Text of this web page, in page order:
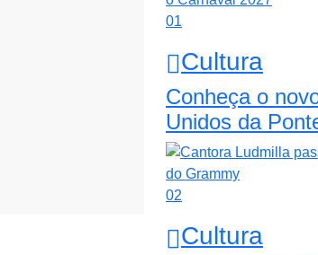
01
Cultura
Conheça o
Unidos da
02
Cultura